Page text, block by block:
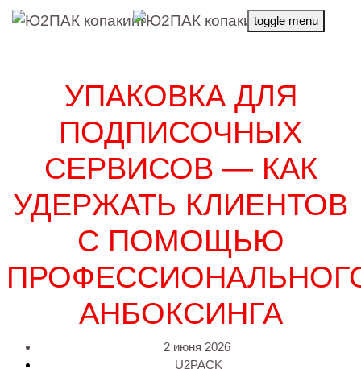
toggle menu
УПАКОВКА ДЛЯ
ПОДПИСОЧНЫХ
СЕРВИСОВ — КАК
УДЕРЖАТЬ КЛИЕНТОВ
С ПОМОЩЬЮ
АНБОКСИНГА
2 июня 2026
U2PACK